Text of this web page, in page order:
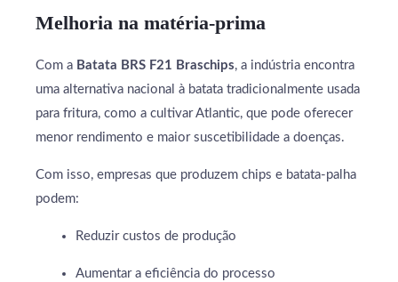
Melhoria na matéria-prima
Com a Batata BRS F21 Braschips, a indústria encontra
uma alternativa nacional à batata tradicionalmente usada
para fritura, como a cultivar Atlantic, que pode oferecer
menor rendimento e maior suscetibilidade a doenças.
Com isso, empresas que produzem chips e batata-palha
podem:
Reduzir custos de produção
Aumentar a eficiência do processo